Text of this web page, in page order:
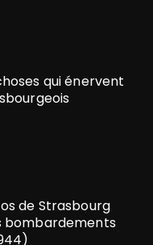
qui énervent
de Strasbourg
bombardements